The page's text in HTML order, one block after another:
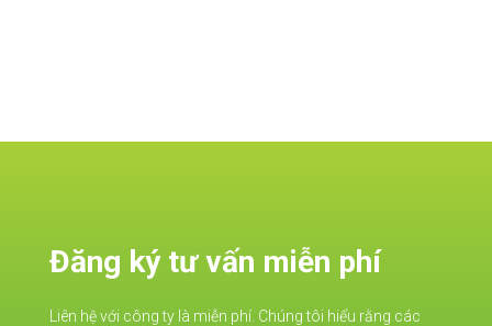
Đăng ký tư vấn miễn phí
Liên hệ với công ty là miễn phí. Chúng tôi hiểu rằng các